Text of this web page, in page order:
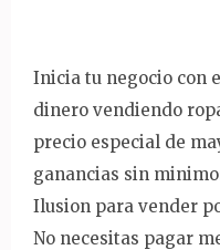
Inicia tu negocio con
dinero vendiendo
precio especial de
ganancias sin
Ilusion para vender
No necesitas pagar